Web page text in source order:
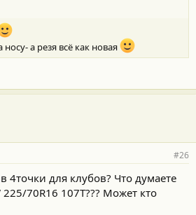
а резя всё как новая
#26
4точки для клубов? Что думаете
225/70R16 107T??? Может кто